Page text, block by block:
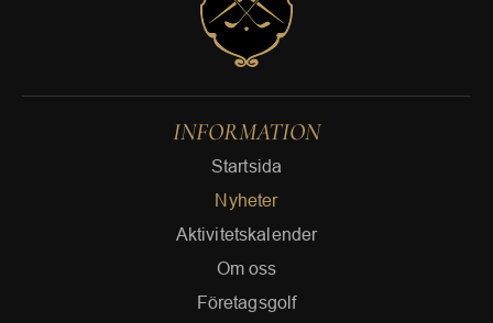
INFORMATION
Startsida
Nyheter
Aktivitetskalender
Om oss
Företagsgolf